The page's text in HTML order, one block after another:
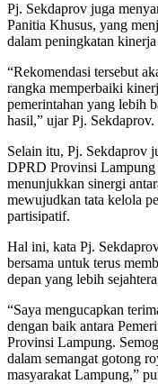
Pj. Sekdaprov juga
Panitia Khusus, yang
dalam peningkatan
“Rekomendasi tersebut
rangka memperbaiki
pemerintahan yang lebih
hasil,” ujar Pj. Sekdaprov.
Selain itu, Pj. Sekdaprov
DPRD Provinsi Lampung
menunjukkan sinergi
mewujudkan tata kelola
partisipatif.
Hal ini, kata Pj.
bersama untuk terus
depan yang lebih
“Saya mengucapkan
dengan baik antara
Provinsi Lampung.
dalam semangat gotong
masyarakat Lampung,”